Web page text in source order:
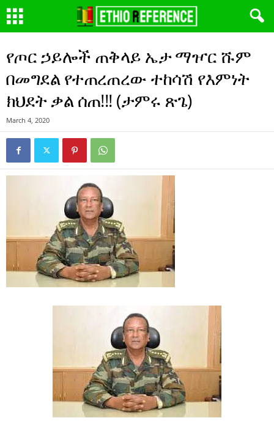
የጦር ኃይሎች ጠቅላይ ኤታ ማዦር ሹም
በመግደል የተጠረጠረው ተከሳሽ የእምነት
ክህደት ቃል ሰጠ!!! (ታምሩ ጽጌ)
March 4, 2020